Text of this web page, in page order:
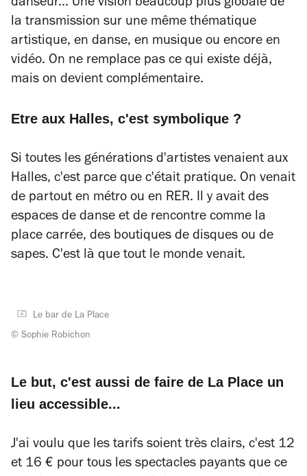
danseur... Une vision beaucoup plus globale de
la transmission sur une même thématique
artistique, en danse, en musique ou encore en
vidéo. On ne remplace pas ce qui existe déjà,
mais on devient complémentaire.
Etre aux Halles, c'est symbolique ?
Si toutes les générations d'artistes venaient aux
Halles, c'est parce que c'était pratique. On venait
de partout en métro ou en RER. Il y avait des
espaces de danse et de rencontre comme la
place carrée, des boutiques de disques ou de
sapes. C'est là que tout le monde venait.
Le bar de La Place
© Sophie Robichon
Le but, c'est aussi de faire de La Place un
lieu accessible...
J'ai voulu que les tarifs soient très clairs, c'est 12
et 16 € pour tous les spectacles payants que ce